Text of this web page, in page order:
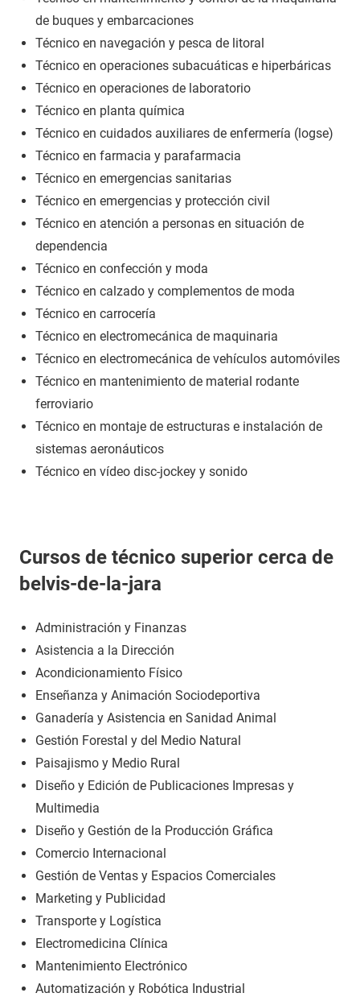
de buques y embarcaciones
Técnico en navegación y pesca de litoral
Técnico en operaciones subacuáticas e hiperbáricas
Técnico en operaciones de laboratorio
Técnico en planta química
Técnico en cuidados auxiliares de enfermería (logse)
Técnico en farmacia y parafarmacia
Técnico en emergencias sanitarias
Técnico en emergencias y protección civil
Técnico en atención a personas en situación de
dependencia
Técnico en confección y moda
Técnico en calzado y complementos de moda
Técnico en carrocería
Técnico en electromecánica de maquinaria
Técnico en electromecánica de vehículos automóviles
Técnico en mantenimiento de material rodante
ferroviario
Técnico en montaje de estructuras e instalación de
sistemas aeronáuticos
Técnico en vídeo disc-jockey y sonido
Cursos de técnico superior cerca de
belvis-de-la-jara
Administración y Finanzas
Asistencia a la Dirección
Acondicionamiento Físico
Enseñanza y Animación Sociodeportiva
Ganadería y Asistencia en Sanidad Animal
Gestión Forestal y del Medio Natural
Paisajismo y Medio Rural
Diseño y Edición de Publicaciones Impresas y
Multimedia
Diseño y Gestión de la Producción Gráfica
Comercio Internacional
Gestión de Ventas y Espacios Comerciales
Marketing y Publicidad
Transporte y Logística
Electromedicina Clínica
Mantenimiento Electrónico
Automatización y Robótica Industrial